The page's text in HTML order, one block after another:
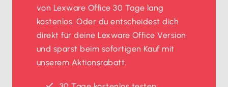
von Lexware Office 30 Tage lang
kostenlos. Oder du entscheidest dich
direkt für deine Lexware Office Version
und sparst beim sofortigen Kauf mit
unserem Aktionsrabatt.